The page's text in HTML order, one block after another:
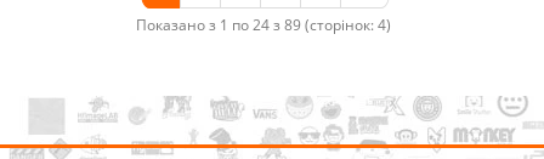
Показано з 1 по 24 з 89 (сторінок: 4)